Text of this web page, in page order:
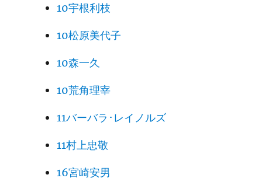
10宇根利枝
10松原美代子
10森一久
10荒角理宰
11バーバラ･レイノルズ
11村上忠敬
16宮崎安男